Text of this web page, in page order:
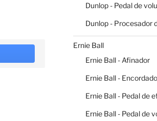
Dunlop - Pedal de
Dunlop - Procesador
Ernie Ball
Ernie Ball - Afinador
Ernie Ball -
Ernie Ball - Pedal de
Ernie Ball - Pedal de